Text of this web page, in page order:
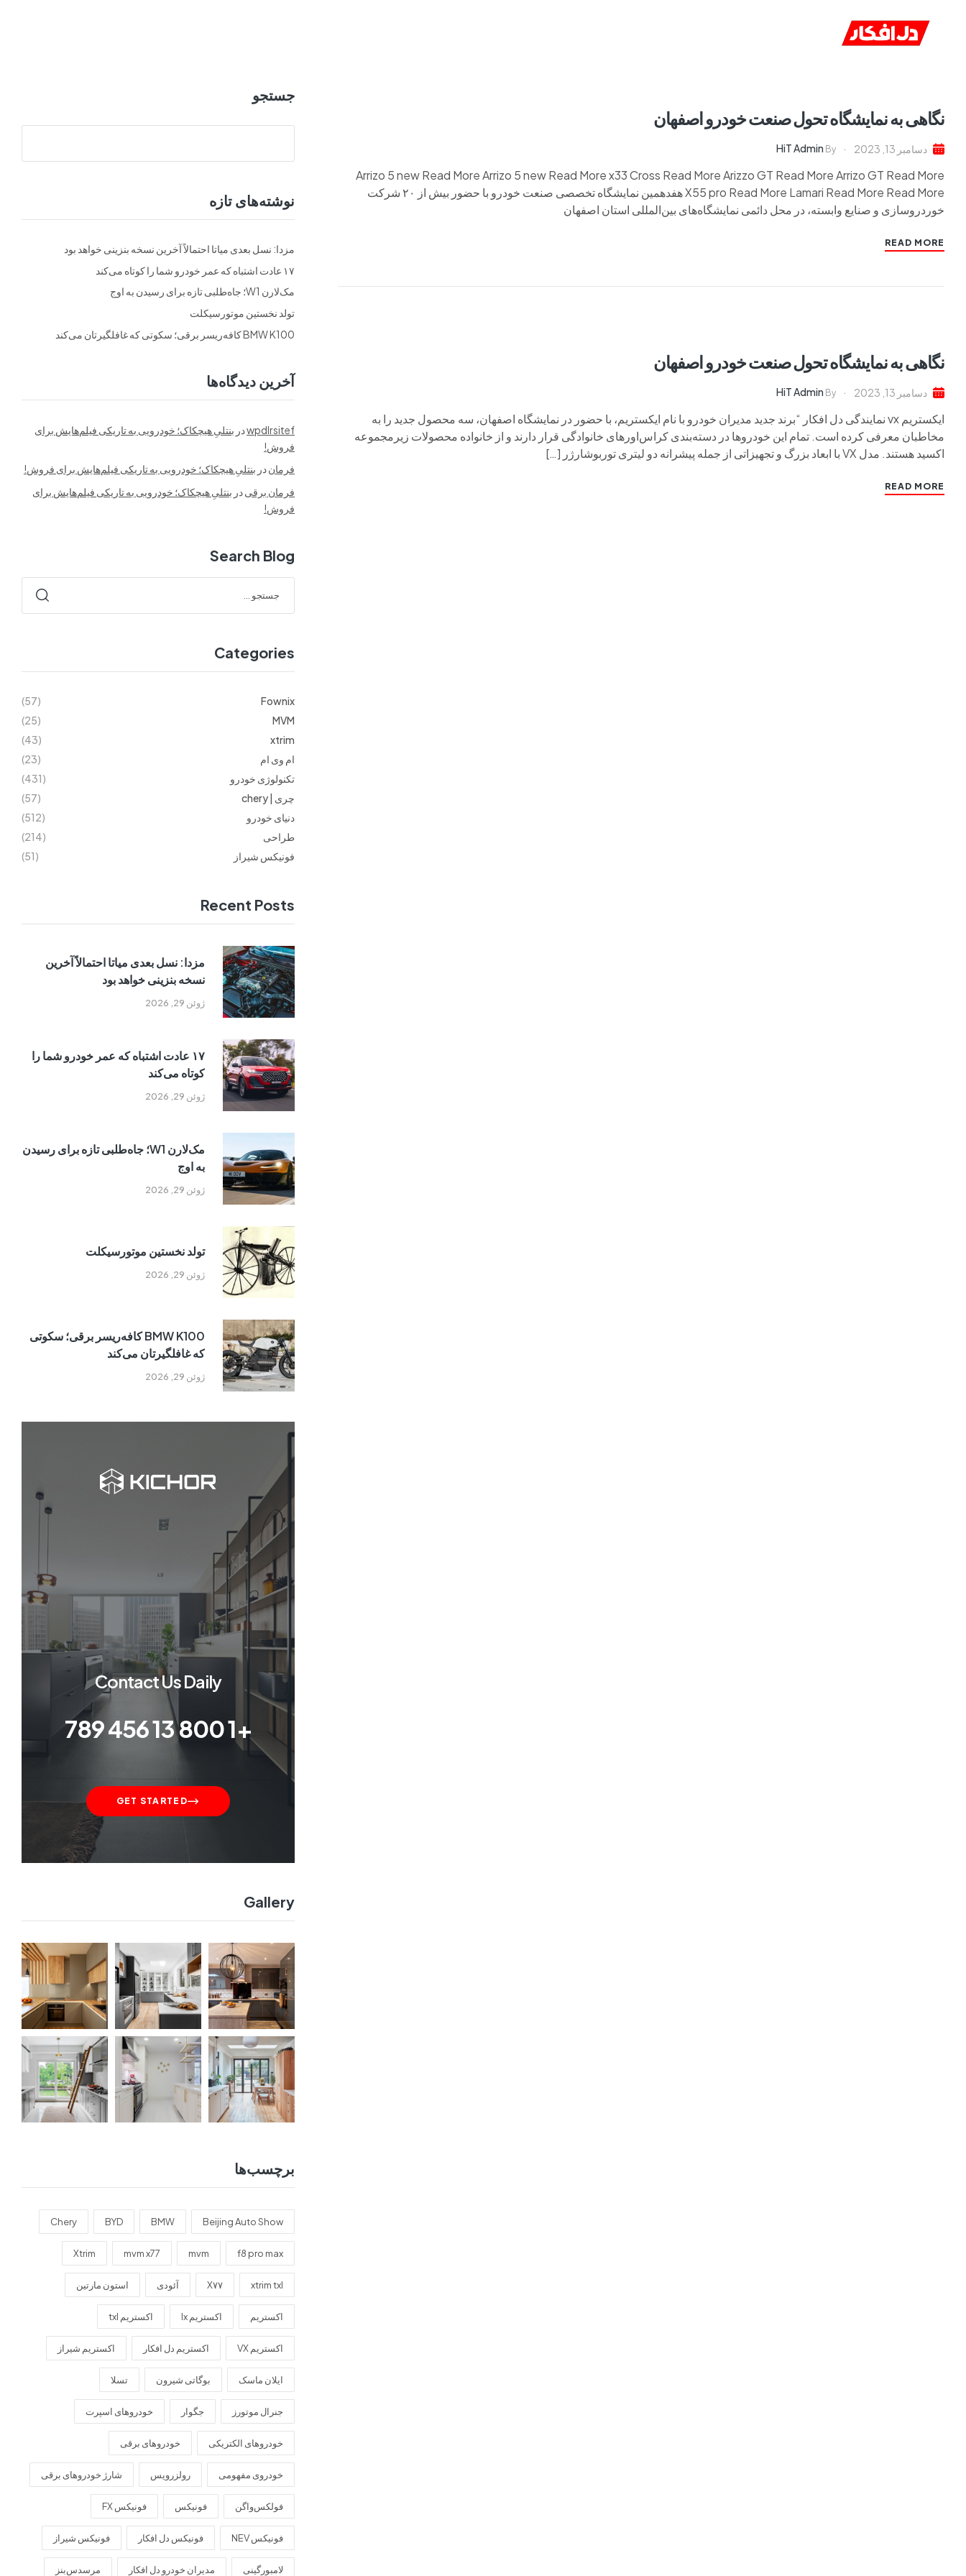
نگاهی به نمایشگاه تحول صنعت خودرو اصفهان
دسامبر 13, 2023 By
HiT Admin
Arrizo 5 new Read More Arrizo 5 new Read More x33 Cross Read More Arizzo GT Read More Arrizo GT Read More
X55 pro Read More Lamari Read More Read More هفدهمین نمایشگاه تخصصی صنعت خودرو با حضور بیش از ۲۰ شرکت
خوردروسازی و صنایع وابسته، در محل دائمی نمایشگاه‌های بین‌المللی استان اصفهان
READ MORE
نگاهی به نمایشگاه تحول صنعت خودرو اصفهان
دسامبر 13, 2023 By
HiT Admin
ایکستریم vx نمایندگی دل افکار “برند جدید مدیران خودرو با نام ایکستریم، با حضور در نمایشگاه اصفهان، سه محصول جدید را به
مخاطبان معرفی کرده است. تمام این خودروها در دسته‌بندی کراس‌اورهای خانوادگی قرار دارند و از خانواده محصولات زیرمجموعه
اکسید هستند. مدل VX با ابعاد بزرگ و تجهیزاتی از جمله پیشرانه دو لیتری توربوشارژر […]
READ MORE
جستجو
نوشته‌های تازه
مزدا: نسل بعدی میاتا احتمالاً آخرین نسخه بنزینی خواهد بود
۱۷ عادت اشتباه که عمر خودرو شما را کوتاه می‌کند
مک‌لارن W1؛ جاه‌طلبی تازه برای رسیدن به اوج
تولد نخستین موتورسیکلت
BMW K100 کافه‌ریسر برقی؛ سکوتی که غافلگیرتان می‌کند
آخرین دیدگاه‌ها
wpdlrsitefدر بنتلیِ هیچکاک؛ خودرویی به تاریکی فیلم‌هایش برای
فروش!
فرماندر بنتلیِ هیچکاک؛ خودرویی به تاریکی فیلم‌هایش برای فروش!
فرمان برقیدر بنتلیِ هیچکاک؛ خودرویی به تاریکی فیلم‌هایش برای
فروش!
Search Blog
Categories
Fownix
(57)
MVM
(25)
xtrim
(43)
ام وی ام
(23)
تکنولوژی خودرو
(431)
چری | chery
(57)
دنیای خودرو
(512)
طراحی
(214)
فونیکس شیراز
(51)
Recent Posts
ژوئن 29, 2026
مزدا: نسل بعدی میاتا احتمالاً آخرین
نسخه بنزینی خواهد بود
ژوئن 29, 2026
۱۷ عادت اشتباه که عمر خودرو شما را
کوتاه می‌کند
ژوئن 29, 2026
مک‌لارن W1؛ جاه‌طلبی تازه برای رسیدن
به اوج
ژوئن 29, 2026
تولد نخستین موتورسیکلت
ژوئن 29, 2026
BMW K100 کافه‌ریسر برقی؛ سکوتی
که غافلگیرتان می‌کند
Contact Us Daily
+1 800 13 456 789
GET STARTED
Gallery
برچسب‌ها
Beijing Auto Show
BMW
BYD
Chery
f8 pro max
mvm
mvm x77
Xtrim
xtrim txl X۷۷ آئودی استون مارتین
اکستریم اکستریم lx اکستریم txl
اکستریم VX اکستریم دل افکار اکستریم شیراز
ایلان ماسک بوگاتی شیرون تسلا
جنرال موتورز جگوار خودروهای اسپرت
خودروهای الکتریکی خودروهای برقی
خودروی مفهومی رولزرویس شارژ خودروهای برقی
فولکس‌واگن فونیکس فونیکس FX
فونیکس NEV فونیکس دل افکار فونیکس شیراز
لامبورگینی مدیران خودرو دل افکار مرسدس‌بنز